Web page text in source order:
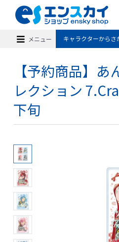
メニュー キャラクターからさ
【予約商品】
レクション
下旬